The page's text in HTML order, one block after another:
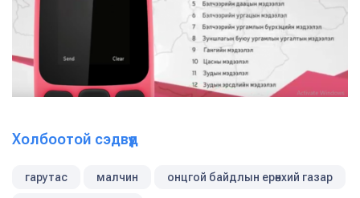
Холбоотой сэдвүүд
гарутас малчин онцгой байдлын ерөнхий газар